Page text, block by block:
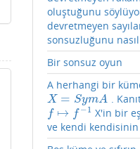
oluştuğunu
devretmeyen
sonsuzluğunu
Bir sonsuz oyun
A herhangi bir
X = SymA
X= SymA .
f ↦ f −1
f↦f−1
X'in bir
ve kendi